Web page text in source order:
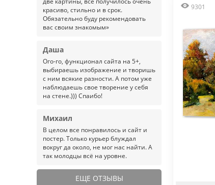
красиво, стильно и в срок.
Обязательно буду рекомендовать
вас своим знакомым»
Даша
Ого-го, функционал сайта на 5+,
выбираешь изображение и творишь
с ним всякие разности. А потом уже
наблюдаешь свое творение у себя
на стене.))) Спаибо!
Михаил
В целом все понравилось и сайт и
постер. Только курьер блуждал
вокруг да около, не мог нас найти. А
так молодцы всё на уровне.
ЕЩЕ ОТЗЫВЫ
9301